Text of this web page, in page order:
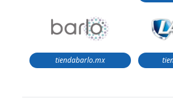
tiendabarlo.mx